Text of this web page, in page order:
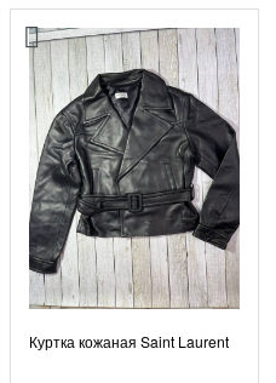
Куртка кожаная Saint Laurent